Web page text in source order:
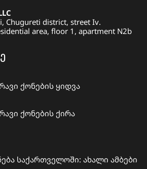
Chugureti district, street Iv.
area, floor 1, apartment N2b
ქონების ყიდვა
ქონების ქირა
საქართველოში: ახალი ამბები